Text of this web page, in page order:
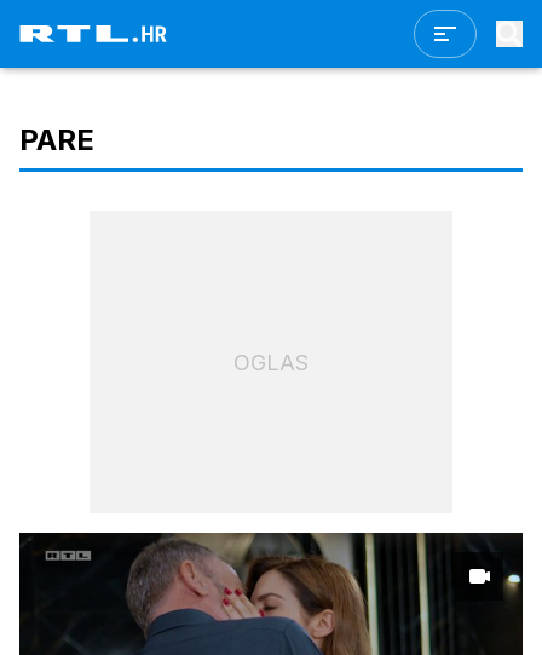
PARE
OGLAS